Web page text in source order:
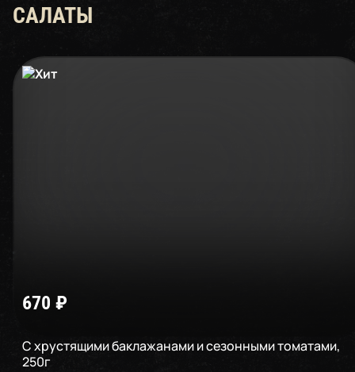
САЛАТЫ
670 ₽
С хрустящими баклажанами и сезонными томатами,
250г